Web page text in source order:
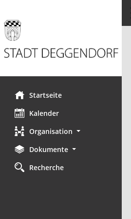
Startseite
Kalender
Organisation
Dokumente
Recherche